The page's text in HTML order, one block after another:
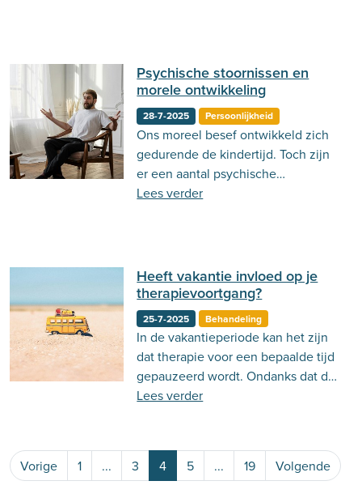
Psychische stoornissen en
morele ontwikkeling
28-7-2025 Persoonlijkheid
Ons moreel besef ontwikkeld zich
gedurende de kindertijd. Toch zijn
er een aantal psychische
stoornissen die invloed hebben op
Lees verder
Heeft vakantie invloed op je
therapievoortgang?
25-7-2025 Behandeling
In de vakantieperiode kan het zijn
dat therapie voor een bepaalde tijd
gepauzeerd wordt. Ondanks dat dit
voor stress kan zorgen, kan dit ook
Lees verder
Vorige 1 ... 3 4 5 ... 19 Volgende